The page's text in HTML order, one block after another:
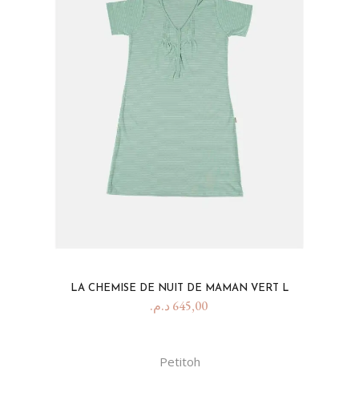
LA CHEMISE DE NUIT DE MAMAN VERT L
645,00 د.م.
Petitoh